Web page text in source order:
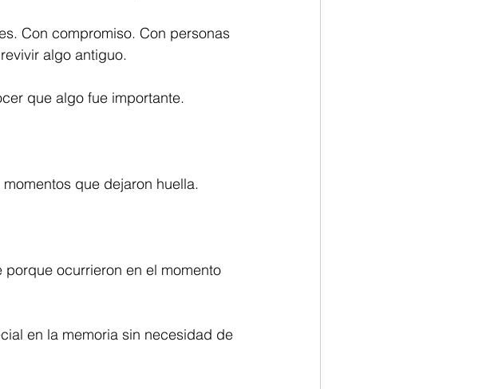
Con compromiso. Con personas
algo antiguo.
que algo fue importante.
que dejaron huella.
ocurrieron en el momento
en la memoria sin necesidad de